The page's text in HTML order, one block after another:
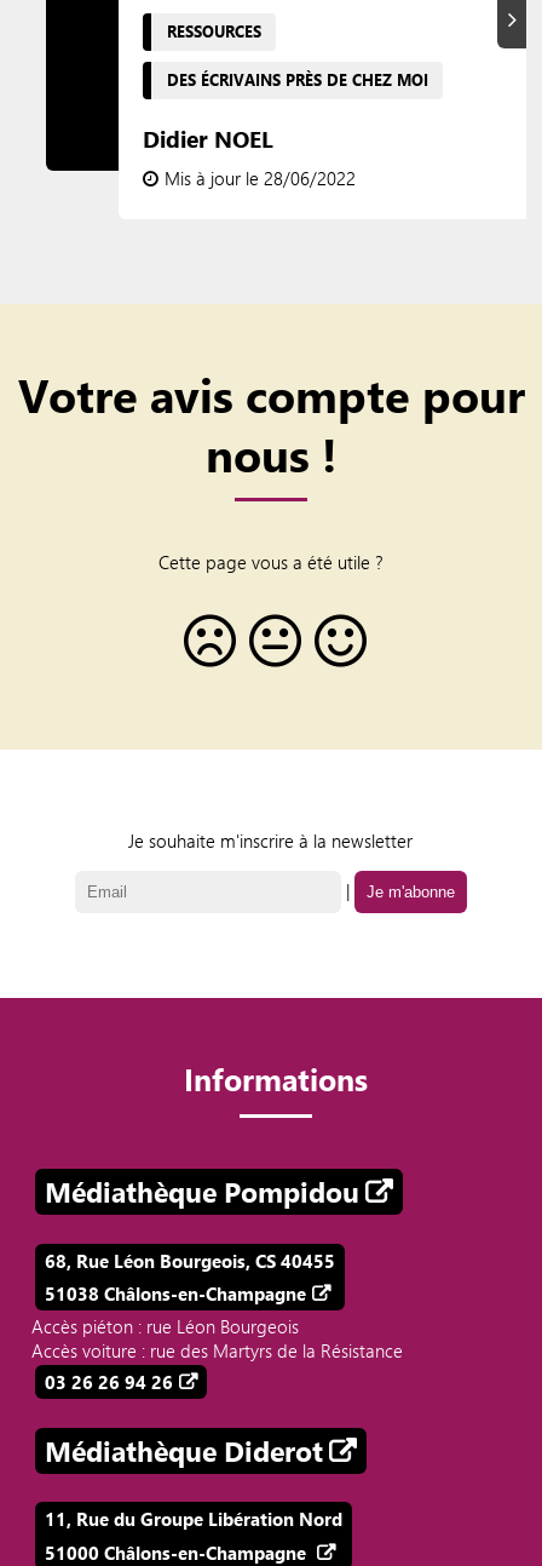
RESSOURCES
DES ÉCRIVAINS PRÈS DE CHEZ MOI
Didier NOEL
Mis à jour le 28/06/2022
Votre avis compte pour
nous !
Cette page vous a été utile ?
Je souhaite m'inscrire à la newsletter
|
Informations
Médiathèque Pompidou
68, Rue Léon Bourgeois, CS 40455
51038 Châlons-en-Champagne
Accès piéton : rue Léon Bourgeois
Accès voiture : rue des Martyrs de la Résistance
03 26 26 94 26
Médiathèque Diderot
11, Rue du Groupe Libération Nord
51000 Châlons-en-Champagne